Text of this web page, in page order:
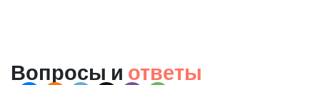
Вопросы и ответы